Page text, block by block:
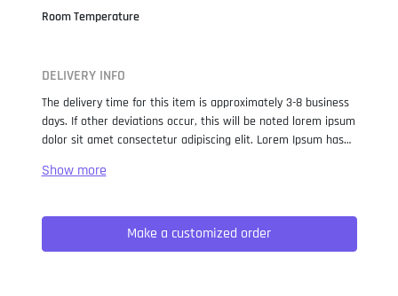
Room Temperature
DELIVERY INFO
The delivery time for this item is approximately 3-8 business
days. If other deviations occur, this will be noted lorem ipsum
dolor sit amet consectetur adipiscing elit. Lorem Ipsum has
when an unknown printer took a galley of type and
not only five centuries, but also the leap into electronic
typesetting, remaining essentially unchanged. It was
popularised in the 1960s with the release of Letraset sheets
Make a customized order